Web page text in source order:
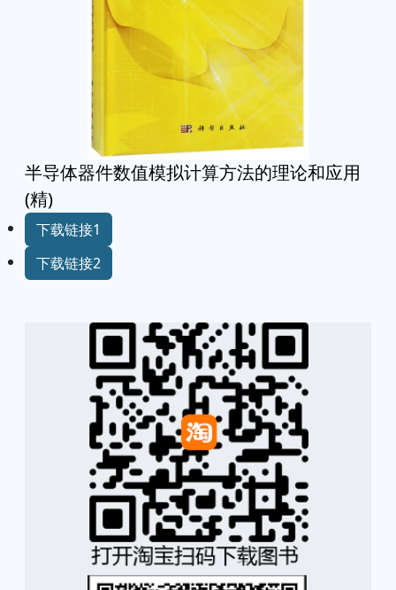
半导体器件数值模拟计算方法的理论和应用
(精)
下载链接1
下载链接2